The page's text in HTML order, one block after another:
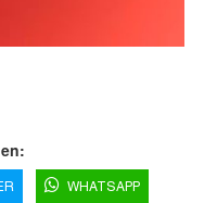
WHATSAPP